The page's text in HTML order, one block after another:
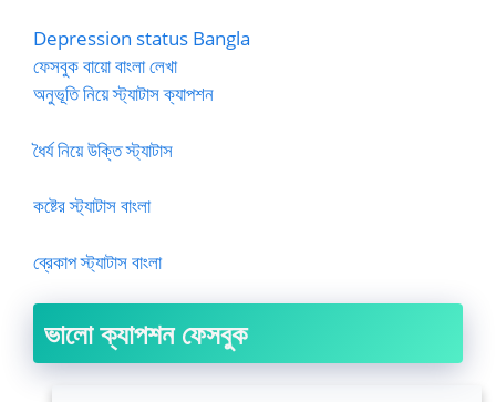
Depression status Bangla
ফেসবুক বায়ো বাংলা লেখা
অনুভূতি নিয়ে স্ট্যাটাস ক্যাপশন
ধৈর্য নিয়ে উক্তি স্ট্যাটাস
কষ্টের স্ট্যাটাস বাংলা
ব্রেকাপ স্ট্যাটাস বাংলা
ভালো ক্যাপশন ফেসবুক